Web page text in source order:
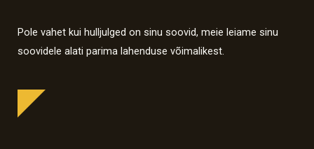
Pole vahet kui hulljulged on sinu soovid, meie leiame sinu
soovidele alati parima lahenduse võimalikest.